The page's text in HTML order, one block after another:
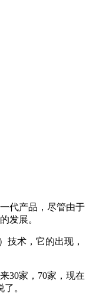
代产品，尽管由于
发展。
技术，它的出现，
30家，70家，现在
。